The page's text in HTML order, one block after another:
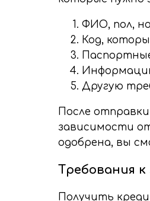
ФИО, пол,
Код,
Другую
После
зависимости
одобрена, вы
Требования
Получить